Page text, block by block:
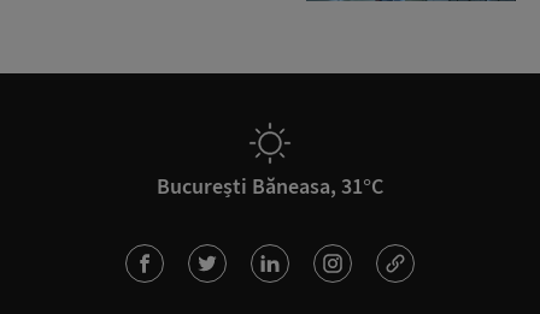
București Băneasa, 31°C